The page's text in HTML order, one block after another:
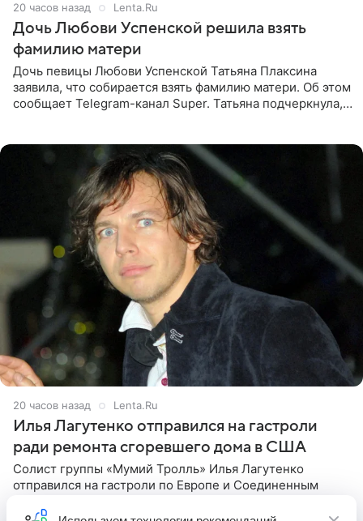
20 часов назад Lenta.Ru
Дочь Любови Успенской решила взять
фамилию матери
Дочь певицы Любови Успенской Татьяна Плаксина
заявила, что собирается взять фамилию матери. Об этом
сообщает Telegram-канал Super. Татьяна подчеркнула,
20 часов назад Lenta.Ru
Илья Лагутенко отправился на гастроли
ради ремонта сгоревшего дома в США
Солист группы «Мумий Тролль» Илья Лагутенко
отправился на гастроли по Европе и Соединенным
Калифорнии. Об этом стало известно Telegram-каналу